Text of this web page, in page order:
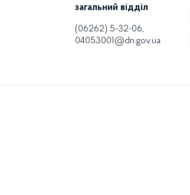
загальний відділ
(06262) 5-32-06,
04053001@dn.gov.ua